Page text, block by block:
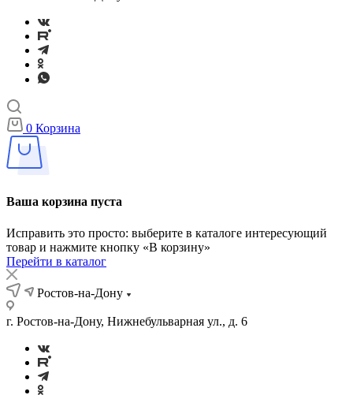
0 Корзина
Ваша корзина пуста
Исправить это просто: выберите в каталоге интересующий
товар и нажмите кнопку «В корзину»
Перейти в каталог
Ростов-на-Дону
г. Ростов-на-Дону, Нижнебульварная ул., д. 6